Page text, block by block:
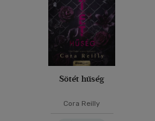
Sötét hűség
Cora Reilly